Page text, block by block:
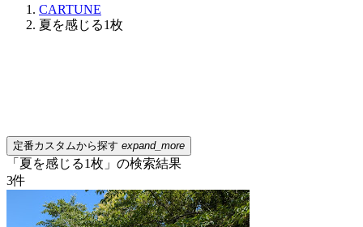
CARTUNE
夏を感じる1枚
定番カスタムから探す expand_more
「夏を感じる1枚」の検索結果
3件